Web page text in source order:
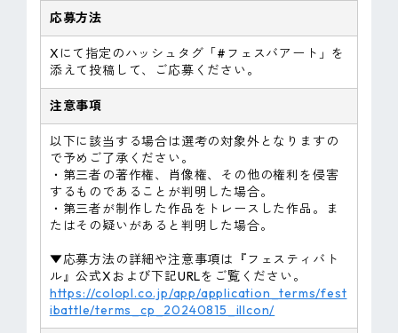
応募方法
Xにて指定のハッシュタグ「#フェスバアート」を
添えて投稿して、ご応募ください。
注意事項
以下に該当する場合は選考の対象外となりますの
で予めご了承ください。
・第三者の著作権、肖像権、その他の権利を侵害
するものであることが判明した場合。
・第三者が制作した作品をトレースした作品。ま
たはその疑いがあると判明した場合。
▼応募方法の詳細や注意事項は『フェスティバト
ル』公式Xおよび下記URLをご覧ください。
https://colopl.co.jp/app/application_terms/fest
ibattle/terms_cp_20240815_illcon/